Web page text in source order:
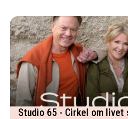
Studio 65 - Cirkel om livet